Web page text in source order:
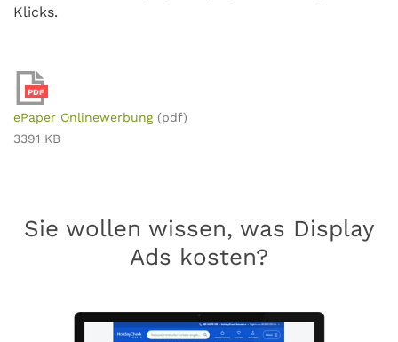
Klicks.
PDF
ePaper Onlinewerbung (pdf)
3391 KB
Sie wollen wissen, was Display
Ads kosten?